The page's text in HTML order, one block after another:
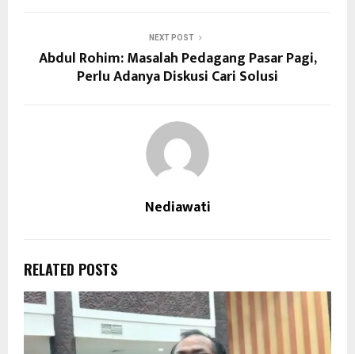
NEXT POST
Abdul Rohim: Masalah Pedagang Pasar Pagi,
Perlu Adanya Diskusi Cari Solusi
Nediawati
RELATED POSTS